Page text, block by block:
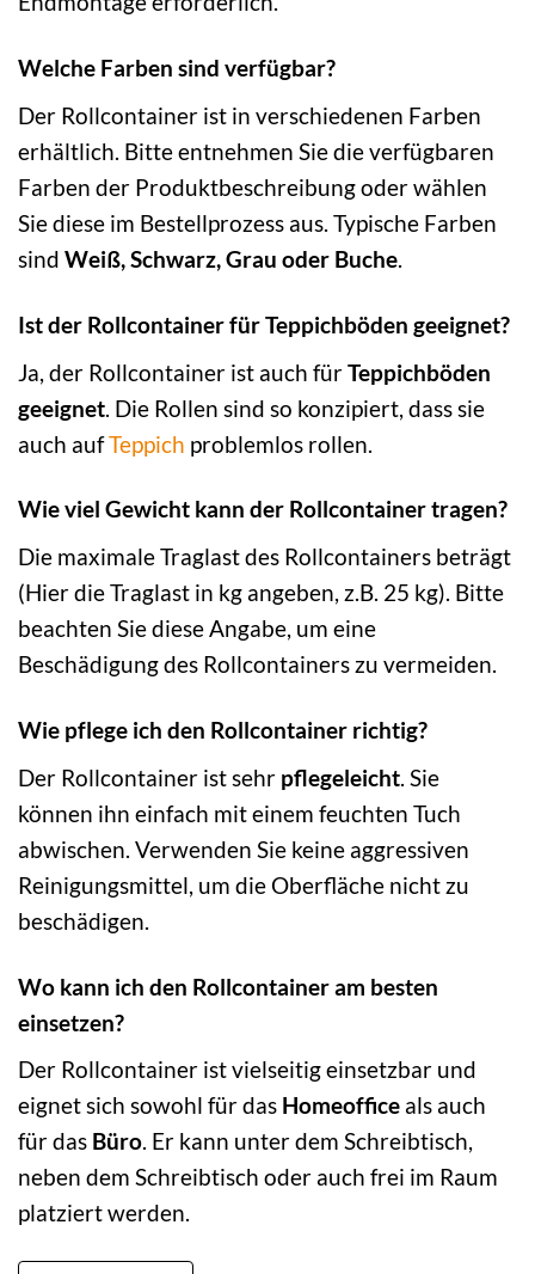
Welche Farben sind verfügbar?
Der Rollcontainer ist in verschiedenen Farben
erhältlich. Bitte entnehmen Sie die verfügbaren
Farben der Produktbeschreibung oder wählen
Sie diese im Bestellprozess aus. Typische Farben
sind Weiß, Schwarz, Grau oder Buche.
Ist der Rollcontainer für Teppichböden geeignet?
Ja, der Rollcontainer ist auch fürTeppichböden
geeignet . Die Rollen sind so konzipiert, dass sie
auch aufTeppich problemlos rollen.
Wie viel Gewicht kann der Rollcontainer tragen?
Die maximale Traglast des Rollcontainers beträgt
(Hier die Traglast in kg angeben, z.B. 25 kg). Bitte
beachten Sie diese Angabe, um eine
Beschädigung des Rollcontainers zu vermeiden.
Wie pflege ich den Rollcontainer richtig?
Der Rollcontainer ist sehr pflegeleicht. Sie
können ihn einfach mit einem feuchten Tuch
abwischen. Verwenden Sie keine aggressiven
Reinigungsmittel, um die Oberfläche nicht zu
beschädigen.
Wo kann ich den Rollcontainer am besten
einsetzen?
Der Rollcontainer ist vielseitig einsetzbar und
eignet sich sowohl für das Homeoffice als auch
für das Büro. Er kann unter dem Schreibtisch,
neben dem Schreibtisch oder auch frei im Raum
platziert werden.